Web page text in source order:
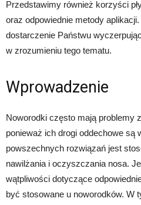
Przedstawimy również korzyści
oraz odpowiednie metody
dostarczenie Państwu
w zrozumieniu tego tematu.
Wprowadzenie
Noworodki często mają problemy
ponieważ ich drogi oddechowe są
powszechnych rozwiązań jest
nawilżania i oczyszczania nosa.
wątpliwości dotyczące
być stosowane u noworodków. W